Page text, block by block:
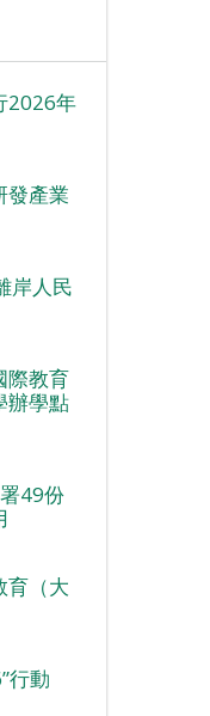
2026年
發產業
岸人民
際教育
辦學點
49份
育（大
行動